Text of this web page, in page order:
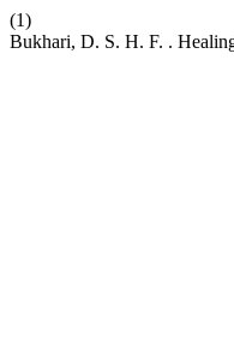
(1)
Bukhari, D. S. H. F. .